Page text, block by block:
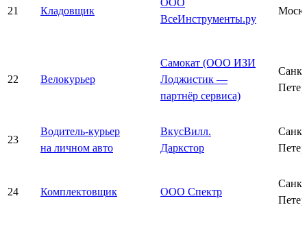
21 Кладовщик
ВсеИнструменты.ру
22 Велокурьер
Самокат (ООО ИЗИ
Лоджистик —
партнёр сервиса)
23
Водитель-курьер
на личном авто
ВкусВилл.
Даркстор
24 Комплектовщик ООО Спектр